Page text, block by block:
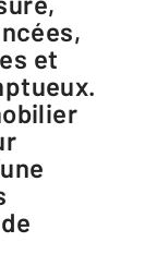
et